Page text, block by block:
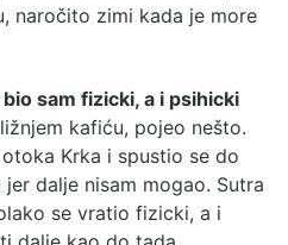
naročito zimi kada je more
sam fizicki, a i psihicki
kafiću, pojeo nešto.
Krka i spustio se do
dalje nisam mogao. Sutra
se vratio fizicki, a i